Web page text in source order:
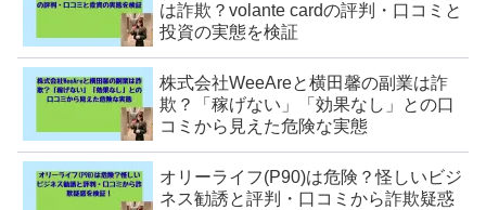
は詐欺？volante cardの評判・口コミと
投資の実態を検証
株式会社WeeAreと横田馨の副業は詐
欺？「稼げない」「効果なし」との口
コミから見えた危険な実態
オリーライフ(P90)は危険？怪しいビジ
ネス勧誘と評判・口コミから詐欺疑惑